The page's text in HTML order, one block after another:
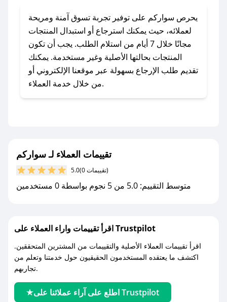
### كيف تحصل على كوبونات خصم حصرية من
سواركم؟
للحصول على كوبونات وخصومات حصرية، قم بما
يلي:
- اضغط على أيقونة متابعة لمتجر سواركم في تطبيق
صحصح.
مع صحصح، تسوق بذكاء ووفّر على كل مشترياتك مع
يحرص سواركم على توفير تجربة تسوق آمنة ومريحة
لعملائه، حيث يمكنك استرجاع أو استبدال المنتجات
مجانًا خلال 7 أيام من استلام الطلب. يجب أن تكون
المنتجات بحالتها الأصلية وغير مستخدمة. يمكنك
تقديم طلب الإرجاع بسهولة عبر موقعنا الإلكتروني أو
من خلال خدمة العملاء.
تقييمات العملاء لـ سواركم
5.0 (0 تقييمات)
متوسط التقييم: 5.0 من 5 نجوم بواسطة 0 مستخدمين
اقرأ تقييمات واراء العملاء على Trustpilot
اقرأ تقييمات العملاء الأصلية والتقييمات من المشترين المتحققين.
اكتشف ما يعتقده المستخدمون الحقيقيون حول خدمتنا وتعلم من
تجاربهم.
اطلع على آراء عملائنا على Trustpilot